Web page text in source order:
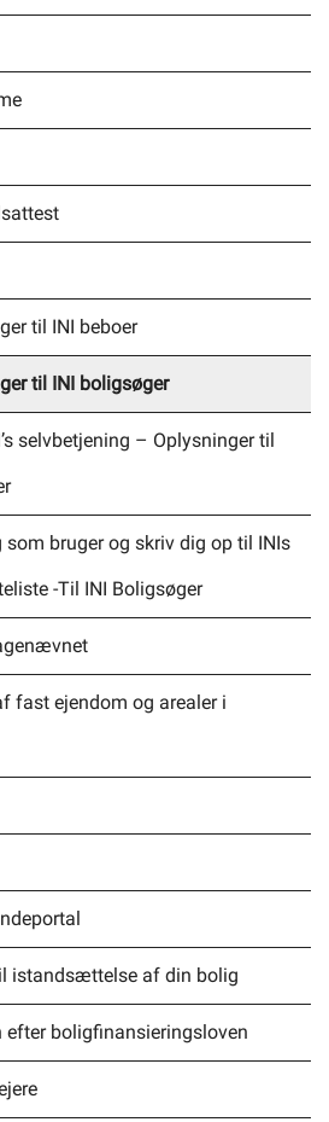
til nyopførte boliger
boligfinansieringsloven
boligsikring
– flytte, arbejde og bo
til kommunen
ILIK
natrenovation
dagrenovation
til INI beboer
til INI boligsøger
selvbetjening – Oplysninger til
som bruger og skriv dig op til INIs
-Til INI Boligsøger
fast ejendom og arealer i
– Generelt om
ordningen
istandsættelse af din bolig
efter boligfinansieringsloven